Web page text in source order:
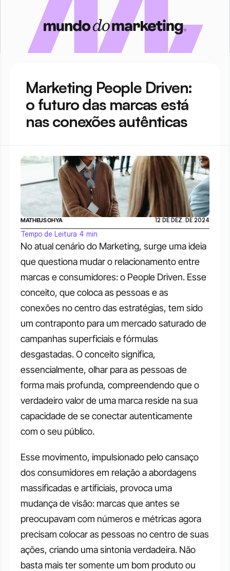
Marketing People Driven:
o futuro das marcas está
nas conexões autênticas
No atual cenário do Marketing, surge uma ideia
que questiona mudar o relacionamento entre
marcas e consumidores: o People Driven. Esse
conceito, que coloca as pessoas e as
conexões no centro das estratégias, tem sido
um contraponto para um mercado saturado de
campanhas superficiais e fórmulas
desgastadas. O conceito significa,
essencialmente, olhar para as pessoas de
forma mais profunda, compreendendo que o
verdadeiro valor de uma marca reside na sua
capacidade de se conectar autenticamente
com o seu público.
Esse movimento, impulsionado pelo cansaço
dos consumidores em relação a abordagens
massificadas e artificiais, provoca uma
mudança de visão: marcas que antes se
preocupavam com números e métricas agora
precisam colocar as pessoas no centro de suas
ações, criando uma sintonia verdadeira. Não
basta mais ter somente um bom produto ou
MATHEUS OHYA 12 DE DEZ. DE 2024
Tempo de Leitura 4 min